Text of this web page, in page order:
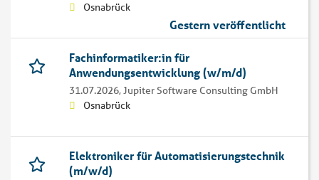
Osnabrück
Gestern veröffentlicht
Fachinformatiker:in für
Anwendungsentwicklung (w/m/d)
31.07.2026,Jupiter Software Consulting GmbH
Osnabrück
Elektroniker für Automatisierungstechnik
(m/w/d)